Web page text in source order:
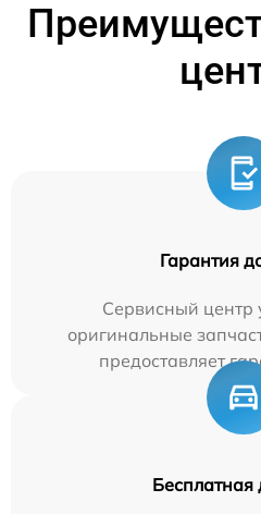
Гарантия
Сервисный центр
оригинальные
предоставляет
Бесплатная